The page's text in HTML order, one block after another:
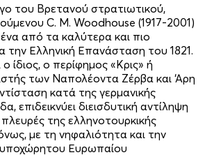
του Βρετανού στρατιωτικού,
C. M. Woodhouse (1917-2001)
από τα καλύτερα και πιο
την Ελληνική Επανάσταση του 1821.
ίδιος, ο περίφημος «Κρις» ή
των Ναπολέοντα Ζέρβα και ‘Αρη
κατά της γερμανικής
επιδεικνύει διεισδυτική αντίληψη
πλευρές της ελληνοτουρκικής
με τη νηφαλιότητα και την
Ευρωπαίου